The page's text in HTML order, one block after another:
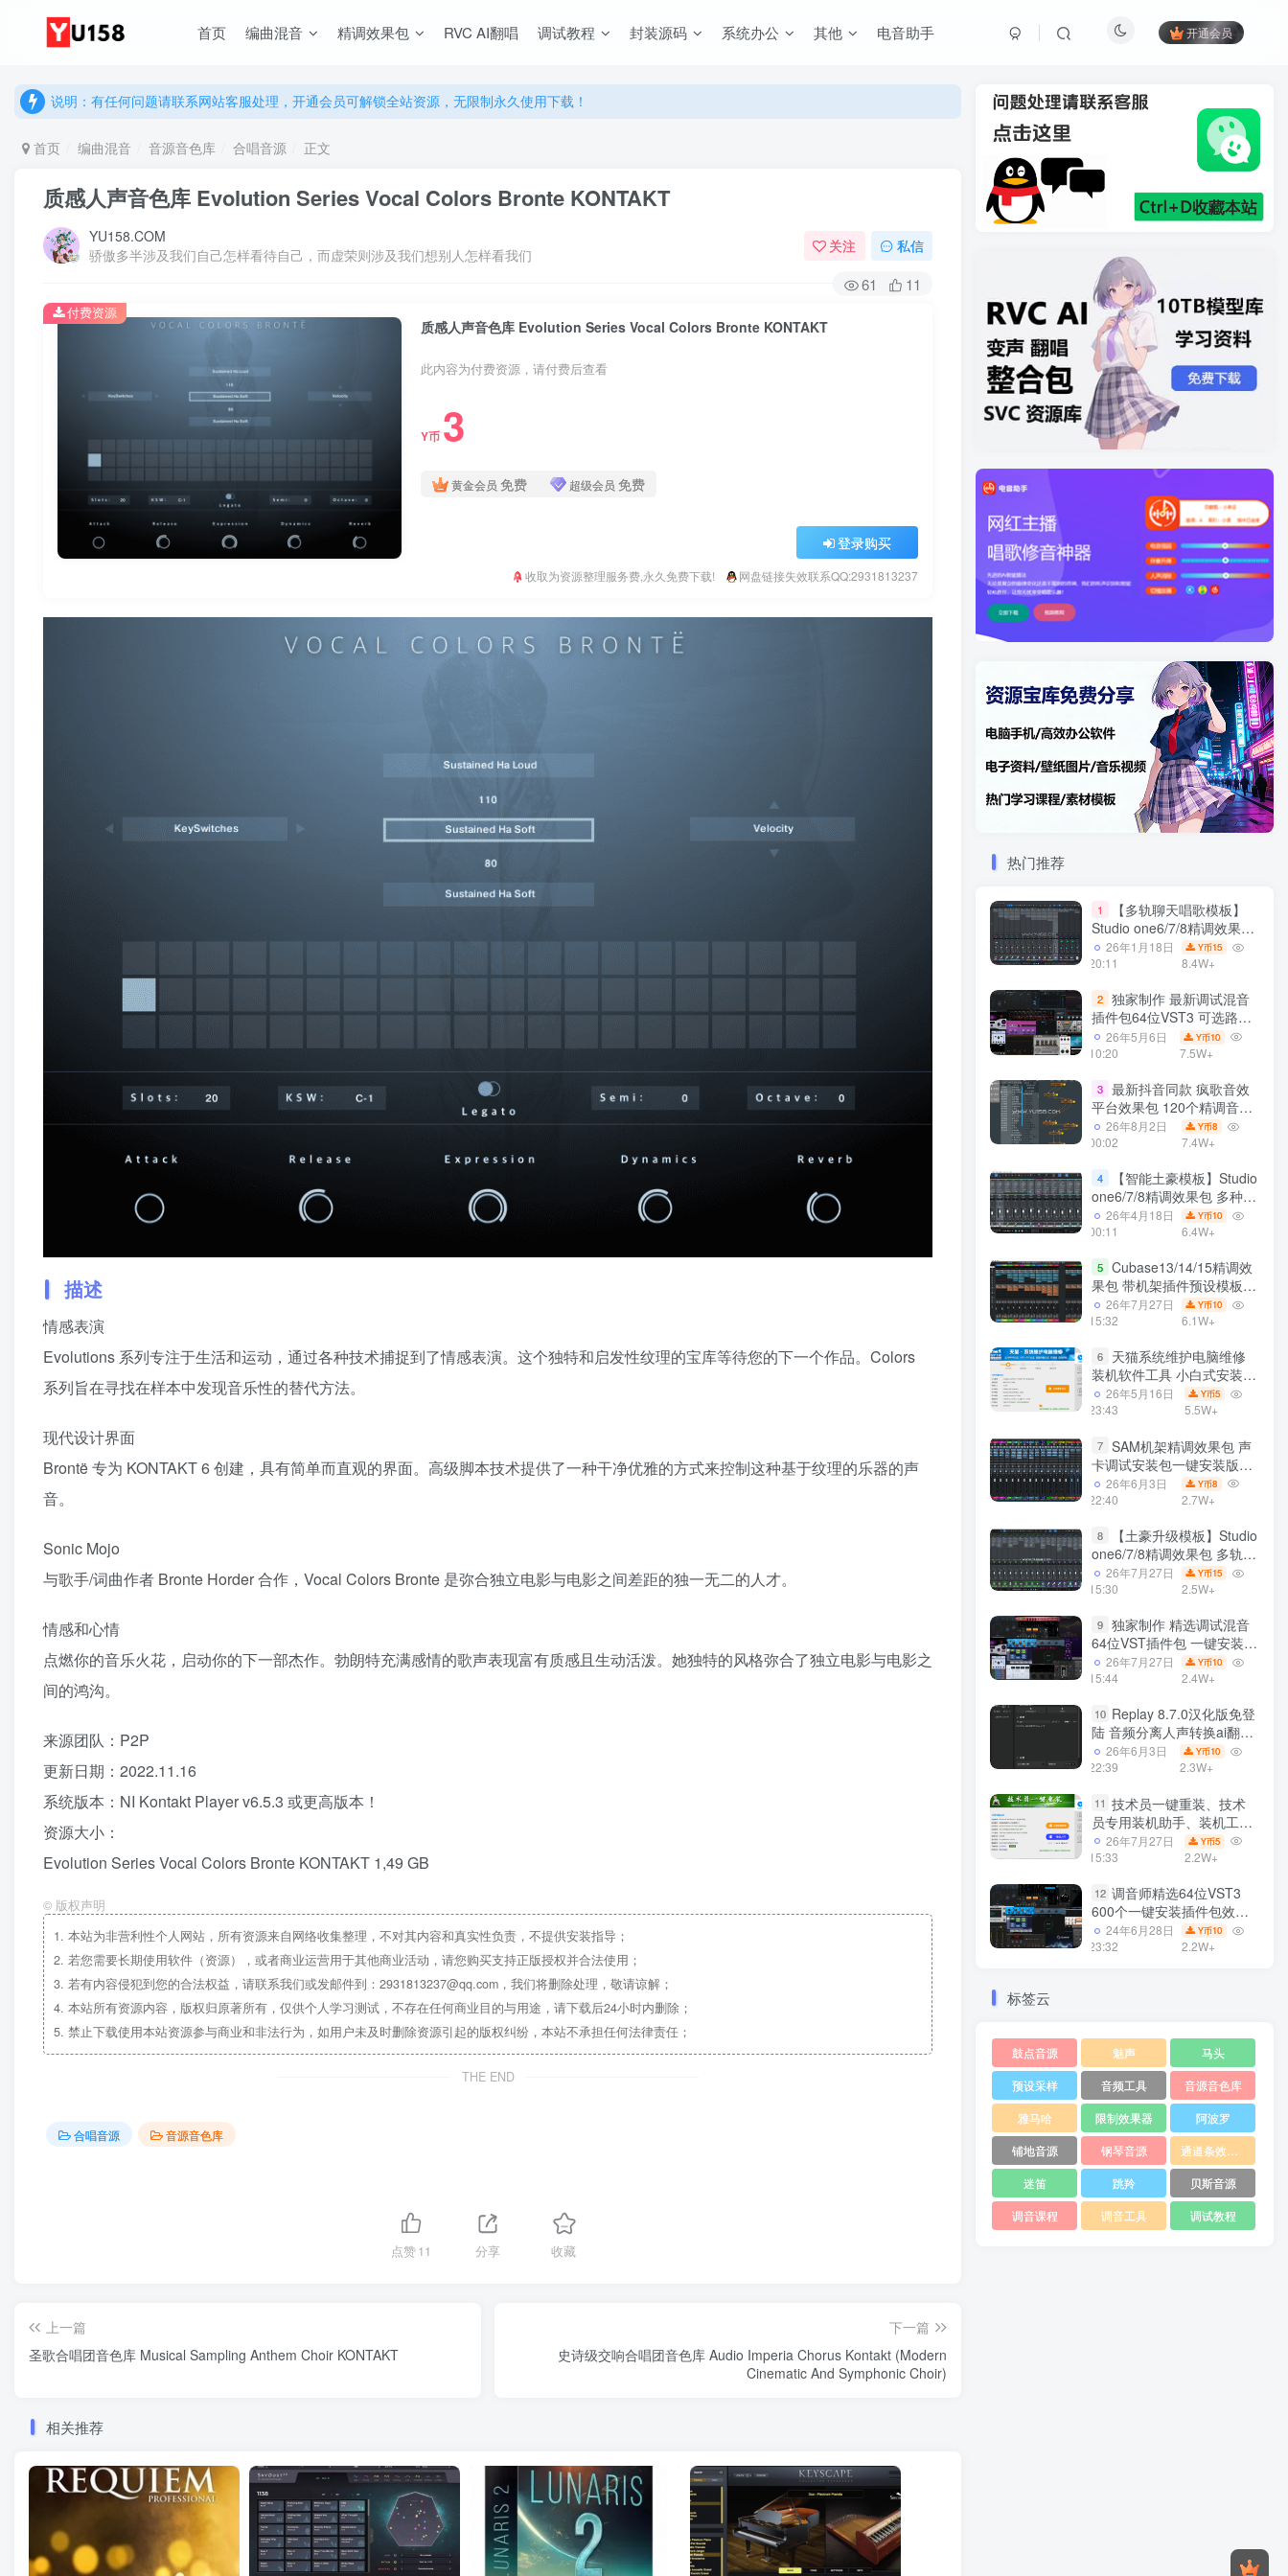
首页 编曲混音 精调效果包 RVC AI翻唱 调试教程 封装源码 系统办公 其他 电音助手 开通会员
说明：有任何问题请联系网站客服处理，开通会员可解锁全站资源，无限制永久使用下载！
说明：有任何问题请联系网站客服处理，开通会员可解锁全站资源，无限制永久使用下载！
首页 编曲混音 音源音色库 合唱音源 正文
质感人声音色库 Evolution Series Vocal Colors Bronte KONTAKT
YU158.COM
骄傲多半涉及我们自己怎样看待自己，而虚荣则涉及我们想别人怎样看我们
关注 私信
61 11
质感人声音色库 Evolution Series Vocal Colors Bronte KONTAKT
此内容为付费资源，请付费后查看
Y币 3
黄金会员 免费 超级会员 免费
登录购买
收取为资源整理服务费,永久免费下载! 网盘链接失效联系QQ:2931813237
付费资源
描述
情感表演
Evolutions 系列专注于生活和运动，通过各种技术捕捉到了情感表演。这个独特和启发性纹理的宝库等待您的下一个作品。Colors
系列旨在寻找在样本中发现音乐性的替代方法。
现代设计界面
Brontë 专为 KONTAKT 6 创建，具有简单而直观的界面。高级脚本技术提供了一种干净优雅的方式来控制这种基于纹理的乐器的声
音。
Sonic Mojo
与歌手/词曲作者 Bronte Horder 合作，Vocal Colors Bronte 是弥合独立电影与电影之间差距的独一无二的人才。
情感和心情
点燃你的音乐火花，启动你的下一部杰作。勃朗特充满感情的歌声表现富有质感且生动活泼。她独特的风格弥合了独立电影与电影之
间的鸿沟。
来源团队：P2P
更新日期：2022.11.16
系统版本：NI Kontakt Player v6.5.3 或更高版本！
资源大小：
Evolution Series Vocal Colors Bronte KONTAKT 1,49 GB
© 版权声明
1. 本站为非营利性个人网站，所有资源来自网络收集整理，不对其内容和真实性负责，不提供安装指导；
2. 若您需要长期使用软件（资源），或者商业运营用于其他商业活动，请您购买支持正版授权并合法使用；
3. 若有内容侵犯到您的合法权益，请联系我们或发邮件到：2931813237@qq.com，我们将删除处理，敬请谅解；
4. 本站所有资源内容，版权归原著所有，仅供个人学习测试，不存在任何商业目的与用途，请下载后24小时内删除；
5. 禁止下载使用本站资源参与商业和非法行为，如用户未及时删除资源引起的版权纠纷，本站不承担任何法律责任；
THE END
合唱音源 音源音色库
点赞11 分享 收藏
上一篇
圣歌合唱团音色库 Musical Sampling Anthem Choir KONTAKT
下一篇
史诗级交响合唱团音色库 Audio Imperia Chorus Kontakt (Modern
Cinematic And Symphonic Choir)
相关推荐
热门推荐
1
【多轨聊天唱歌模板】
Studio one6/7/8精调效果包
多种效果模式 声卡调试好直
播预设模板
26年1月18日
20:11
Y币15
8.4W+
2 独家制作 最新调试混音
插件包64位VST3 可选路径
一键安装550个效果器合集
v3.0 WiN 支持定制
26年5月6日
10:20
Y币10
7.5W+
3 最新抖音同款 疯歌音效
平台效果包 120个精调音效
包+软件自带170个音效
+600个插件 带安装教程全
26年8月2日
00:02
Y币8
7.4W+
4
【智能土豪模板】Studio
one6/7/8精调效果包 多种效
果模式可选 声卡调试好预设
带插件全套文件
26年4月18日
00:11
Y币10
6.4W+
5 Cubase13/14/15精调效
果包 带机架插件预设模板
声卡调试好效果工程文件
26年7月27日
15:32
Y币10
6.1W+
6
天猫系统维护电脑维修
装机软件工具 小白式安装
完全一键安装系统 电脑系统
装机软件 一键重装系统
26年5月16日
23:43
Y币5
5.5W+
7 SAM机架精调效果包 声
卡调试安装包一键安装版模
板 带插件预设效果文件
26年6月3日
22:40
Y币8
2.7W+
8
【土豪升级模板】Studio
one6/7/8精调效果包 多轨道
效果模式可选 声卡调试好预
设模板 带插件全套文件
26年7月27日
15:30
Y币15
2.5W+
9 独家制作 精选调试混音
64位VST插件包 一键安装
600个效果器合集v2.0 WiN
支持定制
26年7月27日
15:44
Y币10
2.4W+
10 Replay 8.7.0汉化版免登
陆 音频分离人声转换ai翻唱
支持50系显卡 一键安装
WiN
26年6月3日
22:39
Y币10
2.3W+
11 技术员一键重装、技术
员专用装机助手、装机工
具、电脑系统装机软件丶一
键安装系统
26年7月27日
15:33
Y币5
2.2W+
12 调音师精选64位VST3
600个一键安装插件包效果
器集合10G WiN
24年6月28日
23:32
Y币10
2.2W+
标签云
鼓点音源 魅声
马头
预设采样
音频工具
音源音色库
雅马哈
限制效果器
阿波罗
铺地音源
钢琴音源
通道条效果器
迷笛
跳羚
贝斯音源
调音课程
调音工具 调试教程